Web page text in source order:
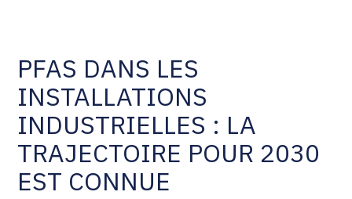
Social et ressources humaines
Assistance juridique
Pilotage d’entreprise
Tenue de votre comptabilité :
ACD
Facturation et pilotage :
EVOLIZ
PFAS DANS LES
INSTALLATIONS
INDUSTRIELLES : LA
TRAJECTOIRE POUR 2030
EST CONNUE